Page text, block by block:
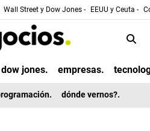
Wall Street y Dow Jones - EEUU y Ceuta -
dow jones. empresas.
dónde vernos?.